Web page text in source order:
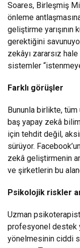
Soares, Birleşmiş
önleme
geliştirme yarışının
gerektiğini
zekâyı zararsız
sistemler
Farklı görüşler
Bununla birlikte, tüm
baş yapay zekâ
için tehdit değil,
sürüyor.
zekâ geliştirmenin
ve şirketlerin bu
Psikolojik riskler
Uzman
profesyonel destek
yönelmesinin ciddi